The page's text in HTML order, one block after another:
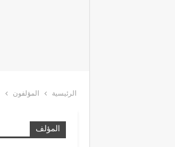
الرئيسية المؤلفون
المؤلف